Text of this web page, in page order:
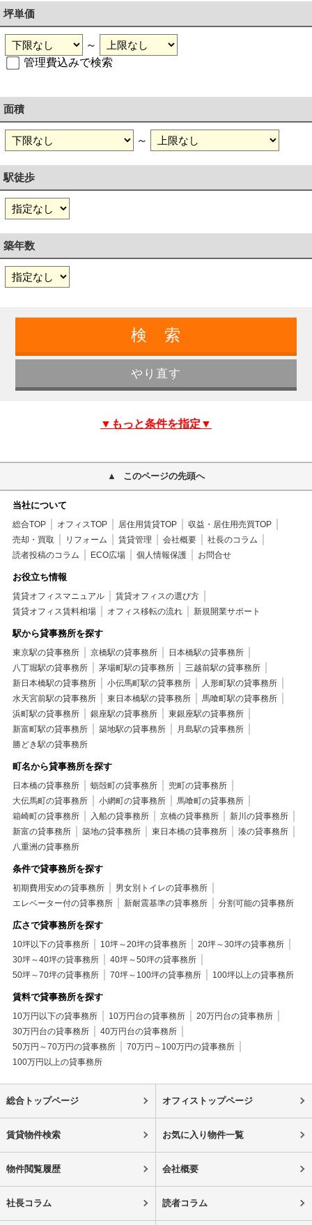
坪単価
～
管理費込みで検索
面積
～
駅徒歩
築年数
▼もっと条件を指定▼
このページの先頭へ
当社について
総合TOP オフィスTOP 居住用賃貸TOP
収益・居住用売買TOP
売却・買取
リフォーム 賃貸管理 会社概要
社長のコラム
読者投稿のコラム
ECO広場 個人情報保護 お問合せ
お役立ち情報
賃貸オフィスマニュアル
賃貸オフィスの選び方
賃貸オフィス賃料相場
オフィス移転の流れ 新規開業サポート
駅から貸事務所を探す
東京駅の貸事務所 京橋駅の貸事務所
日本橋駅の貸事務所
八丁堀駅の貸事務所
茅場町駅の貸事務所
三越前駅の貸事務所
新日本橋駅の貸事務所
小伝馬町駅の貸事務所
人形町駅の貸事務所
水天宮前駅の貸事務所
東日本橋駅の貸事務所
馬喰町駅の貸事務所
浜町駅の貸事務所
銀座駅の貸事務所
東銀座駅の貸事務所
新富町駅の貸事務所
築地駅の貸事務所
月島駅の貸事務所
勝どき駅の貸事務所
町名から貸事務所を探す
日本橋の貸事務所 蛎殻町の貸事務所
兜町の貸事務所
大伝馬町の貸事務所
小網町の貸事務所
馬喰町の貸事務所
箱崎町の貸事務所
入船の貸事務所 京橋の貸事務所
新川の貸事務所
新富の貸事務所
築地の貸事務所 東日本橋の貸事務所
湊の貸事務所
八重洲の貸事務所
条件で貸事務所を探す
初期費用安めの貸事務所
男女別トイレの貸事務所
エレベーター付の貸事務所
新耐震基準の貸事務所 分割可能の貸事務所
広さで貸事務所を探す
10坪以下の貸事務所 10坪～20坪の貸事務所
20坪～30坪の貸事務所
30坪～40坪の貸事務所
40坪～50坪の貸事務所
50坪～70坪の貸事務所
70坪～100坪の貸事務所 100坪以上の貸事務所
賃料で貸事務所を探す
10万円以下の貸事務所 10万円台の貸事務所
20万円台の貸事務所
30万円台の貸事務所
40万円台の貸事務所
50万円～70万円の貸事務所
70万円～100万円の貸事務所
100万円以上の貸事務所
総合トップページ オフィストップページ
賃貸物件検索 お気に入り物件一覧
物件閲覧履歴 会社概要
社長コラム 読者コラム